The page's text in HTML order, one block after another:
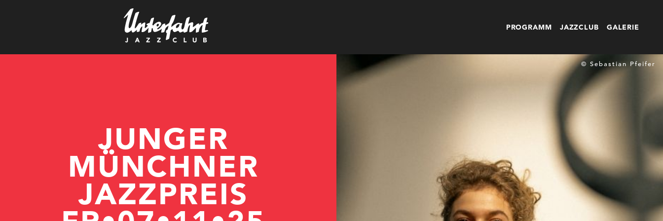
PROGRAMM JAZZCLUB GALERIE
JUNGER
MÜNCHNER
JAZZPREIS
© Sebastian Pfeifer